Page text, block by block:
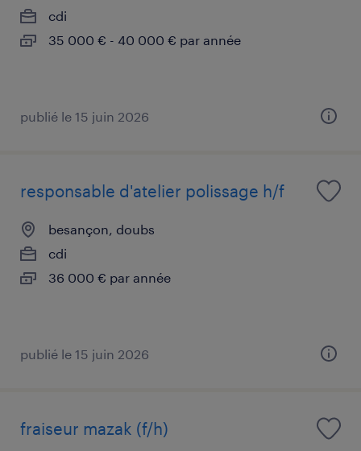
cdi
35 000 € - 40 000 € par année
publié le 15 juin 2026
responsable d'atelier polissage h/f
besançon, doubs
cdi
36 000 € par année
publié le 15 juin 2026
fraiseur mazak (f/h)